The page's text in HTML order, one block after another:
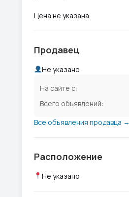
Цена не указана
Продавец
Не указано
На сайте с:
Всего объявлений:
Все объявления продавца →
Расположение
Не указано